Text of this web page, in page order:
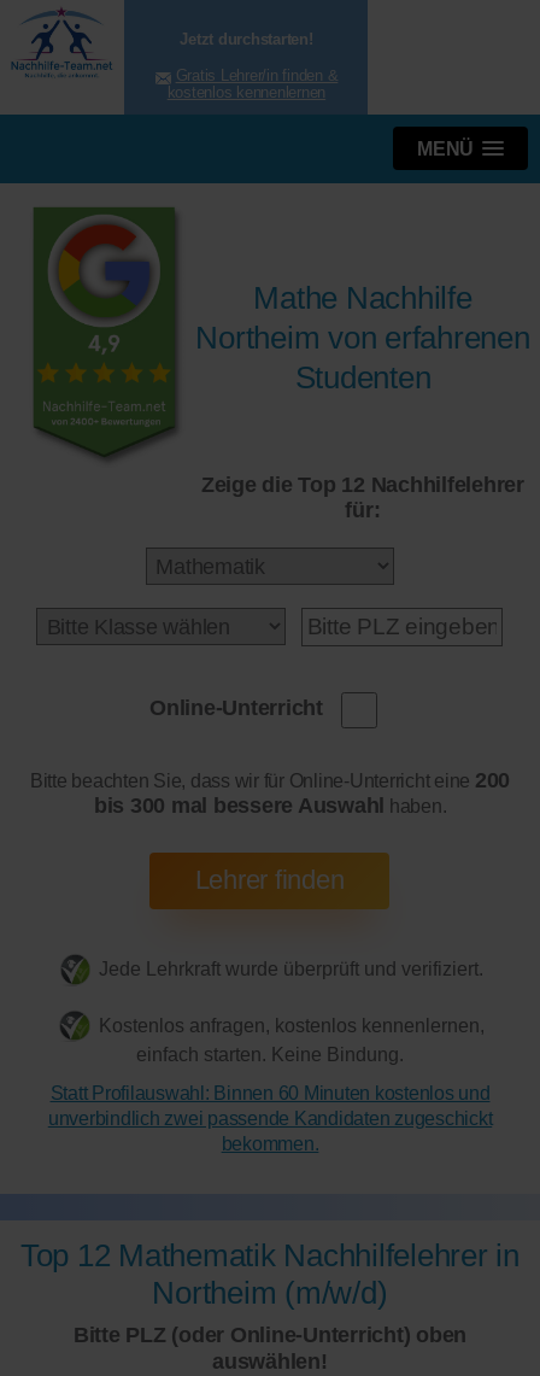
Jetzt durchstarten!
Gratis Lehrer/in finden &
kostenlos kennenlernen
MENÜ
Mathe Nachhilfe
Northeim von erfahrenen
Studenten
Zeige die Top 12 Nachhilfelehrer
für:
Online-Unterricht
Bitte beachten Sie, dass wir für Online-Unterricht eine 200
bis 300 mal bessere Auswahl haben.
Jede Lehrkraft wurde überprüft und verifiziert.
Kostenlos anfragen, kostenlos kennenlernen,
einfach starten. Keine Bindung.
Statt Profilauswahl: Binnen 60 Minuten kostenlos und
unverbindlich zwei passende Kandidaten zugeschickt
bekommen.
Top 12 Mathematik Nachhilfelehrer in
Northeim (m/w/d)
Bitte PLZ (oder Online-Unterricht) oben
auswählen!